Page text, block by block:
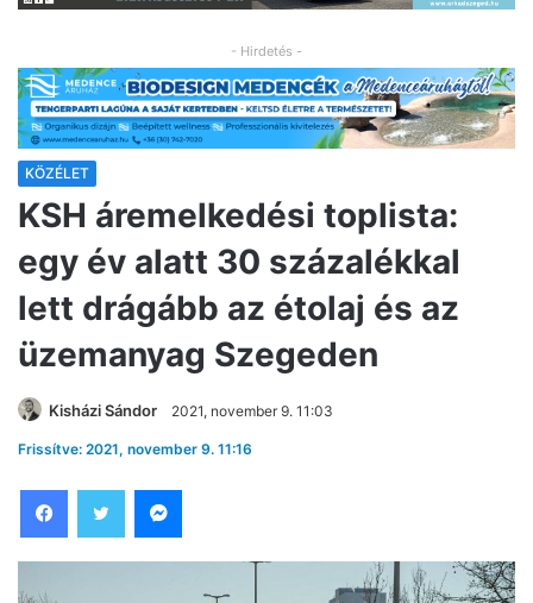
- Hirdetés -
KÖZÉLET
KSH áremelkedési toplista:
egy év alatt 30 százalékkal
lett drágább az étolaj és az
üzemanyag Szegeden
Kisházi Sándor 2021, november 9. 11:03
Frissítve: 2021, november 9. 11:16